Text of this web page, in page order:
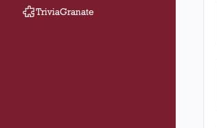
TriviaGranate